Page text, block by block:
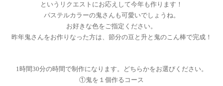
というリクエストにお応えして今年も作ります！
パステルカラーの鬼さんも可愛いでしょうね。
お好きな色をご指定ください。
昨年鬼さんをお作りなった方は、節分の豆と升と鬼のこん棒で完成！
1時間30分の時間で制作になります。どちらかをお選びください。
①鬼を１個作るコース